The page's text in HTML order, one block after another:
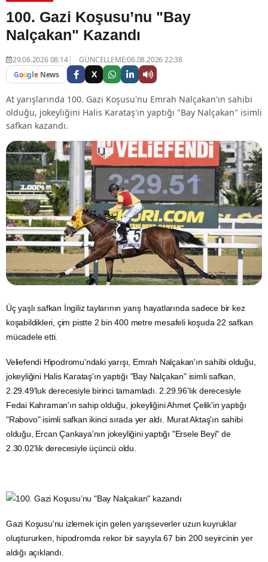
100. Gazi Koşusu’nu "Bay
Nalçakan" Kazandı
29.06.2026 08:14
GÜNCELLEME:06.08.2026 22:38
Google News X
At yarışlarında 100. Gazi Koşusu'nu Emrah Nalçakan'ın sahibi
olduğu, jokeyliğini Halis Karataş'ın yaptığı "Bay Nalçakan" isimli
safkan kazandı.
Üç yaşlı safkan İngiliz taylarının yarış hayatlarında sadece bir kez
koşabildikleri, çim pistte 2 bin 400 metre mesafeli koşuda 22 safkan
mücadele etti.
Veliefendi Hipodromu'ndaki yarışı, Emrah Nalçakan'ın sahibi olduğu,
jokeyliğini Halis Karataş'ın yaptığı "Bay Nalçakan" isimli safkan,
2.29.49'luk derecesiyle birinci tamamladı. 2.29.96'lık derecesiyle
Fedai Kahraman'ın sahip olduğu, jokeyliğini Ahmet Çelik'in yaptığı
"Rabovo" isimli safkan ikinci sırada yer aldı. Murat Aktaş'ın sahibi
olduğu, Ercan Çankaya'nın jokeyliğini yaptığı "Ersele Beyi" de
2.30.02'lik derecesiyle üçüncü oldu.
Gazi Koşusu'nu izlemek için gelen yarışseverler uzun kuyruklar
oluştururken, hipodromda rekor bir sayıyla 67 bin 200 seyircinin yer
aldığı açıklandı.